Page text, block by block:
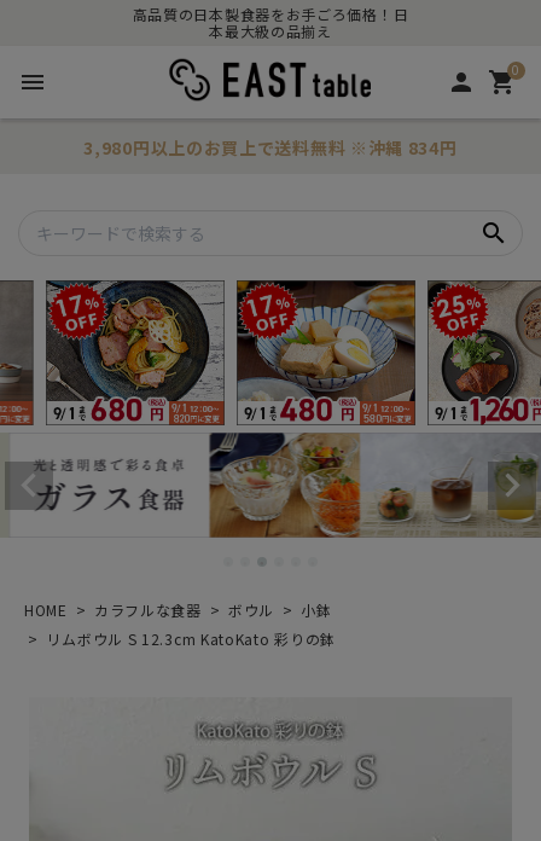
高品質の日本製食器をお手ごろ価格！日
本最大級の品揃え
menu person 0
shopping_cart
3,980円以上のお買上で送料無料 ※沖縄 834円
search
HOME カラフルな食器 ボウル
小鉢
リムボウル S 12.3cm KatoKato 彩りの鉢